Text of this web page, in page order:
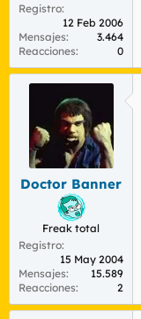
Registro
12 Feb 2006
Mensajes
3.464
Reacciones
0
Doctor Banner
Freak total
Registro
15 May 2004
Mensajes
15.589
Reacciones
2